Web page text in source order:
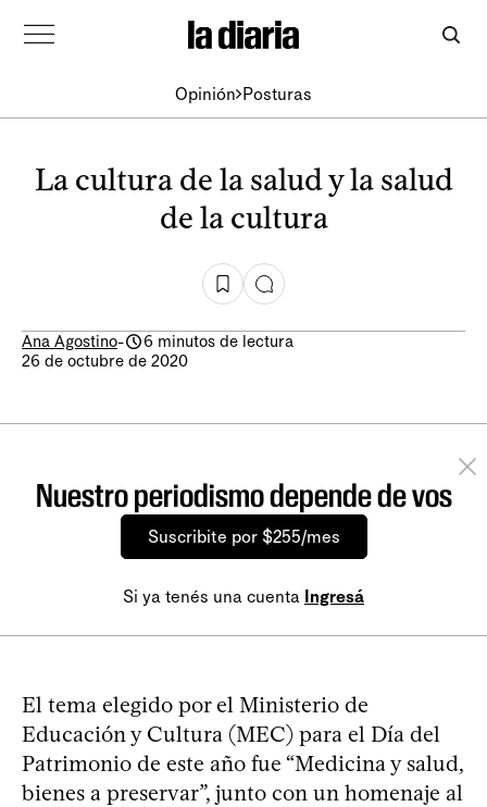
Opinión Posturas
La cultura de la salud y la salud
de la cultura
Ana Agostino-
6 minutos de lectura
26 de octubre de 2020
Nuestro periodismo depende de vos
Suscribite por $255/mes
Si ya tenés una cuenta Ingresá
El tema elegido por el Ministerio de
Educación y Cultura (MEC) para el Día del
Patrimonio de este año fue “Medicina y salud,
bienes a preservar”, junto con un homenaje al